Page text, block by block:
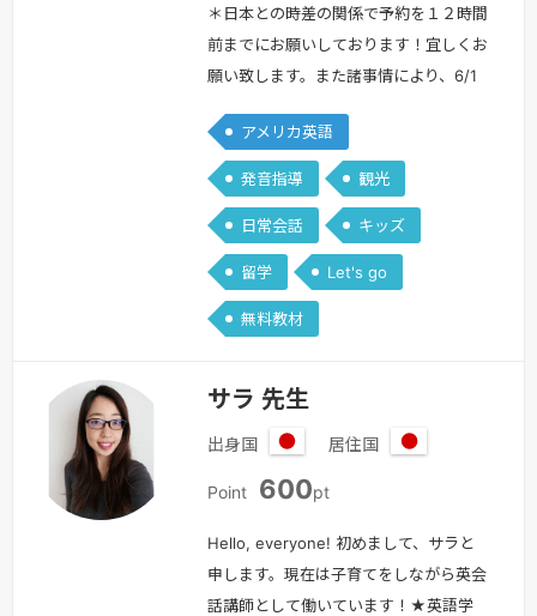
カ
合
衆
＊日本との時差の関係で予約を１２時間
前までにお願いしております！宜しくお
願い致します。また諸事情により、6/1
予定です。これからも生徒さんに英語を
楽しく学んでいただけるレッスンを行っ
ていきますのでこれからもよろしくお願
い致します。＊初めまして、Saeです！
アメリカに在住して６年目になります。
今年の5月にニューヨーク州立大学を卒
業し、9月から大学院に進学する予定…
アメリカ英語
発音指導 観光
日常会話 キッズ
留学 Let's go
無料教材
サラ 先生
出身国
本
居住国
Point 600pt
Hello, everyone! 初めまして、サラと
申します。現在は子育てをしながら英会
話講師として働いています！★英語学